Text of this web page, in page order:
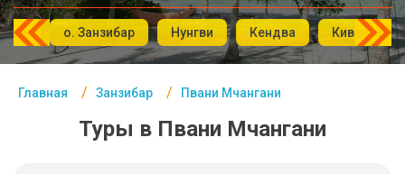
о. Занзибар Нунгви Кендва Кивенгва
Главная Занзибар Пвани Мчангани
Туры в Пвани Мчангани
Таиланд
ОАЭ
Египет